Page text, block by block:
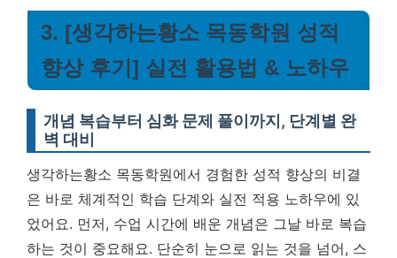
3. [생각하는황소 목동학원 성적
향상 후기] 실전 활용법 & 노하우
개념 복습부터 심화 문제 풀이까지, 단계별 완
벽 대비
생각하는황소 목동학원에서 경험한 성적 향상의 비결
은 바로 체계적인 학습 단계와 실전 적용 노하우에 있
었어요. 먼저, 수업 시간에 배운 개념은 그날 바로 복습
하는 것이 중요해요. 단순히 눈으로 읽는 것을 넘어, 스